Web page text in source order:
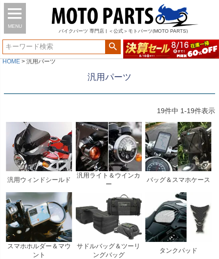
MENU
バイク パーツ 専門店 | ＜公式＞モトパーツ(MOTO PARTS)
HOME 汎用パーツ
汎用パーツ
19件中 1-19件表示
汎用ウィンドシールド
汎用ライト＆ウインカ
ー
バッグ＆スマホケース
スマホホルダー＆マウ
ント
サドルバッグ＆ツーリ
ングバッグ
タンクパッド